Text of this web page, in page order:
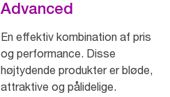
Advanced
En effektiv kombination af pris
og performance. Disse
højtydende produkter er bløde,
attraktive og pålidelige.